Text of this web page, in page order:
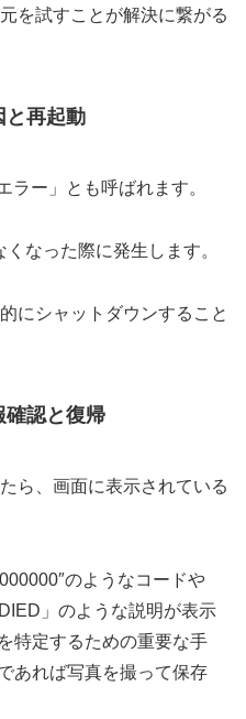
を試すことが解決に繋がる
と再起動
ラー」とも呼ばれます。
なった際に発生します。
にシャットダウンすること
確認と復帰
ら、画面に表示されている
のようなコードや
」のような説明が表示
特定するための重要な手
あれば写真を撮って保存